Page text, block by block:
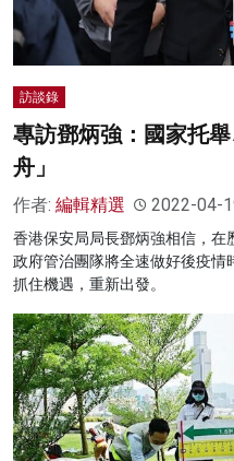
訪談錄
專訪鄧炳強：國家托
舟」
作者: 編輯精選 2022-04-
香港保安局局長鄧炳強相信，
政府管治團隊將全速做好後疫
抓住機遇，重新出發。